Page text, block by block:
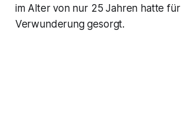
im Alter von nur 25 Jahren hatte für
Verwunderung gesorgt.